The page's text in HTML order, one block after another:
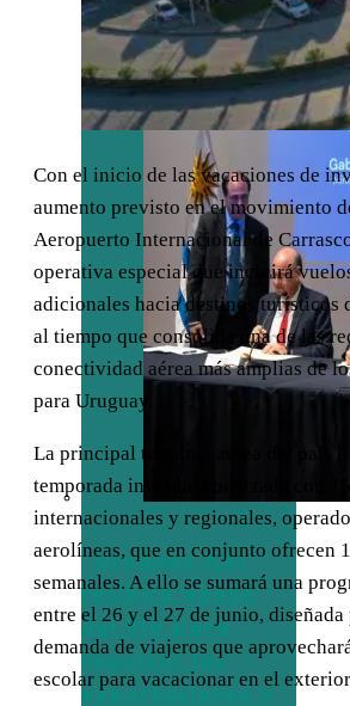
lácteos
Uruguay XXI
recibirá apoyo
del BID para
impulsar las
exportaciones y
Con el inicio de las vacaciones de
aumento previsto en el movimiento
Aeropuerto Internacional de
operativa especial que incluirá
adicionales hacia destinos turísticos
al tiempo que consolida una de las
conectividad aérea más amplias de
para Uruguay.
La principal terminal aérea del país
temporada invernal conectada con 15
internacionales y regionales,
aerolíneas, que en conjunto ofrecen
semanales. A ello se sumará una
entre el 26 y el 27 de junio, diseñada
demanda de viajeros que
escolar para vacacionar en el